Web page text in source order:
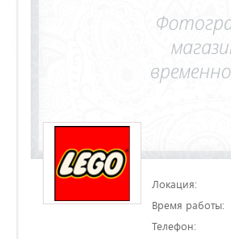
Локация:
Время работы:
Телефон: